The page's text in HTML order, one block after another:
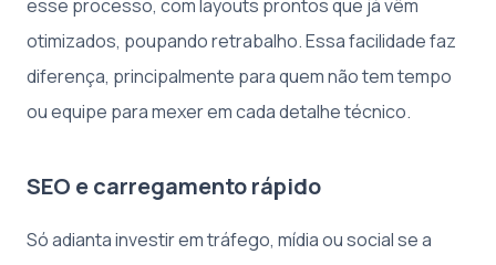
esse processo, com layouts prontos que já vêm
otimizados, poupando retrabalho. Essa facilidade faz
diferença, principalmente para quem não tem tempo
ou equipe para mexer em cada detalhe técnico.
SEO e carregamento rápido
Só adianta investir em tráfego, mídia ou social se a